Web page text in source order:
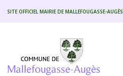
SITE OFFICIEL MAIRIE DE MALLEFOUGASSE-AUGÈS